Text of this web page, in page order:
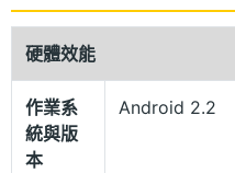
Coby MID8024 硬體規
Android 2.2 作業系統，
1GHz，並且配備
體，機身亦設有
32GB 的記憶體容量。
硬體效能
作業系
統與版
本
Android 2.2